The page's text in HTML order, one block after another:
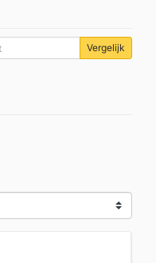
Vergelijk